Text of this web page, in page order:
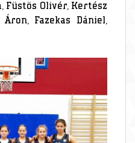
Füstös Olivér, Kertész
Fazekas Dániel,